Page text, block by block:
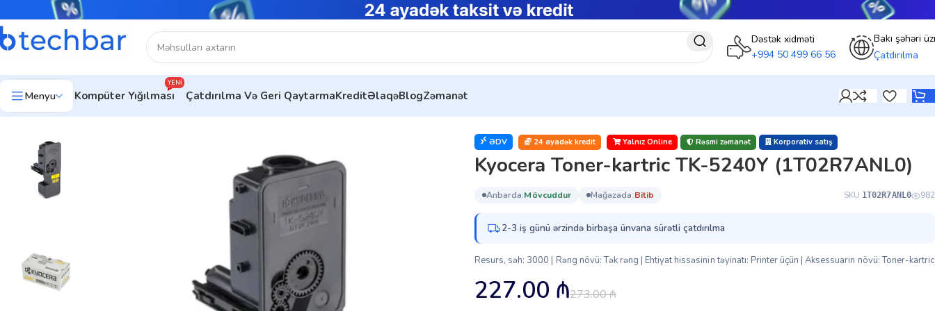
Dəstək xidməti
+994 50 499 66 56
Bakı şəhəri
Çatdırılma
Menyu Kompüter Yığılması
YENI
Çatdırılma Və Geri QaytarmaKreditƏlaqəBlogZəmanət
Ev Çap avadanlıqları
ƏDV 24 ayadək kredit Yalnız Online Rəsmi zəmanət Korporativ satış
Kyocera Toner-kartric TK-5240Y (1T02R7ANL0)
anbarda: mövcuddur mağazada: bi̇ti̇b SKU:1T02R7ANL0 982
2-3 iş günü ərzində birbaşa ünvana sürətli çatdırılma
Resurs, səh: 3000 | Rəng növü: Tək rəng | Ehtiyat hissəsinin təyinatı: Printer üçün | Aksessuarın növü: Toner-kartric
273.00₼
227.00 ₼